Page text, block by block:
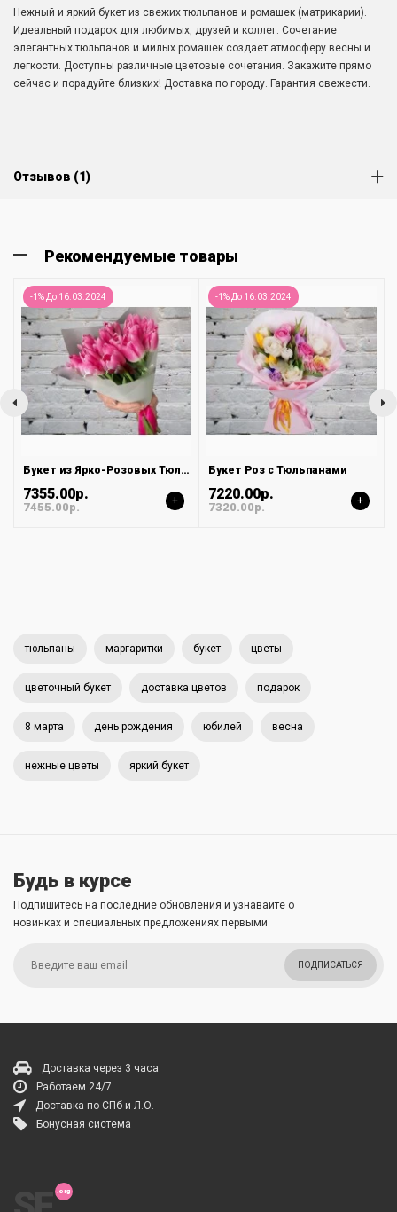
Нежный и яркий букет из свежих тюльпанов и ромашек (матрикарии).
Идеальный подарок для любимых, друзей и коллег. Сочетание
элегантных тюльпанов и милых ромашек создает атмосферу весны и
легкости. Доступны различные цветовые сочетания. Закажите прямо
сейчас и порадуйте близких! Доставка по городу. Гарантия свежести.
Отзывов (1)
Рекомендуемые товары
-1% До 16.03.2024
Букет из Ярко-Розовых Тюльпанов в Светлой Упаковке
7355.00р.
7455.00р. +
-1% До 16.03.2024
Букет Роз с Тюльпанами
7220.00р.
7320.00р. +
тюльпаны маргаритки букет цветы
цветочный букет доставка цветов подарок
8 марта день рождения юбилей весна
нежные цветы яркий букет
Будь в курсе
Подпишитесь на последние обновления и узнавайте о
новинках и специальных предложениях первыми
ПОДПИСАТЬСЯ
Доставка через 3 часа
Работаем 24/7
Доставка по СПб и Л.О.
Бонусная система